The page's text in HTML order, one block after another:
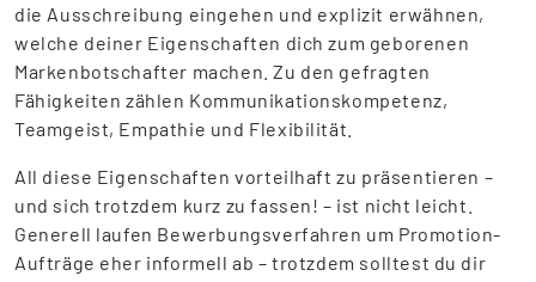
die Ausschreibung eingehen und explizit erwähnen,
welche deiner Eigenschaften dich zum geborenen
Markenbotschafter machen. Zu den gefragten
Fähigkeiten zählen Kommunikationskompetenz,
Teamgeist, Empathie und Flexibilität.
All diese Eigenschaften vorteilhaft zu präsentieren –
und sich trotzdem kurz zu fassen! – ist nicht leicht.
Generell laufen Bewerbungsverfahren um Promotion-
Aufträge eher informell ab – trotzdem solltest du dir